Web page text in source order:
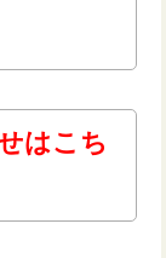
はこち